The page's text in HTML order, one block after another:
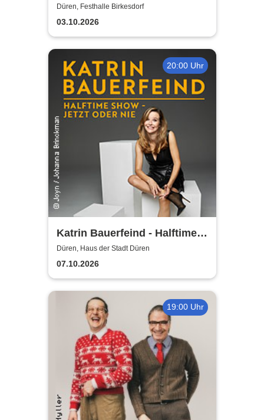
Party | Festhalle-Birkesdorf
Düren, Festhalle Birkesdorf
03.10.2026
20:00 Uhr
Katrin Bauerfeind - Halftime
Show - Jetzt oder nie
Düren, Haus der Stadt Düren
07.10.2026
19:00 Uhr